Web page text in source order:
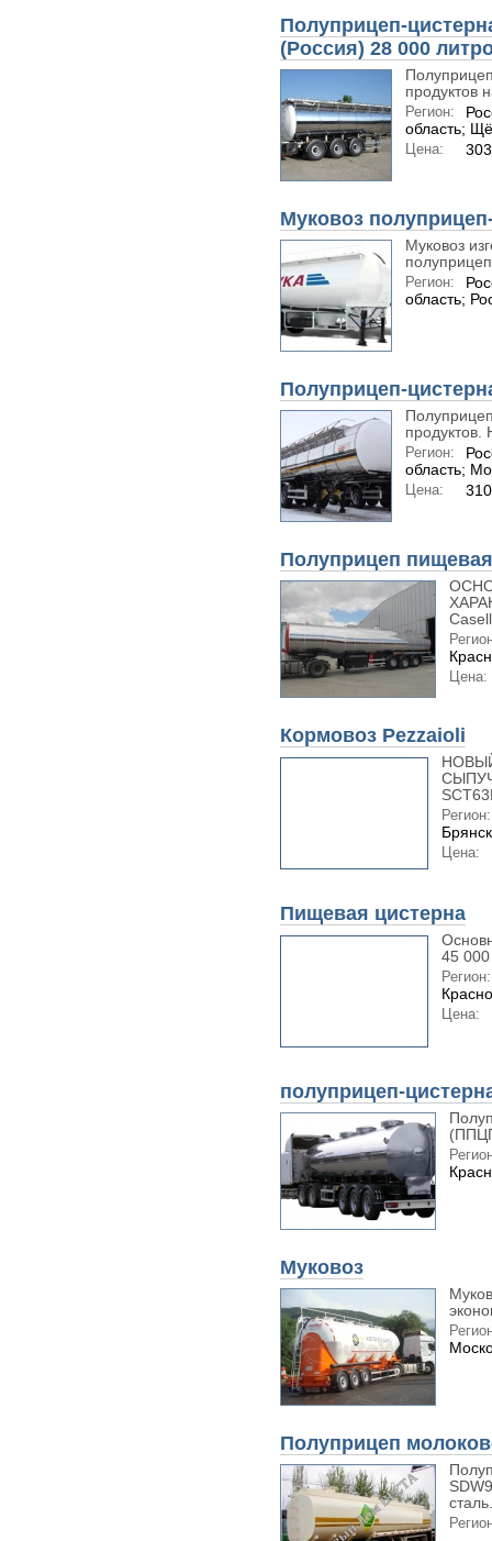
Полуприцеп-
(Россия) 28 000
продуктов
Регион:
область;
Цена:
Муковоз
Муковоз
Регион:
область;
Полуприцеп-
Регион:
область;
Цена:
Полуприцеп
Цена:
Кормовоз Pezzaioli
Регион:
Цена:
Пищевая цистерна
45 000
Регион:
Цена:
полуприцеп-
Муковоз
Полуприцеп